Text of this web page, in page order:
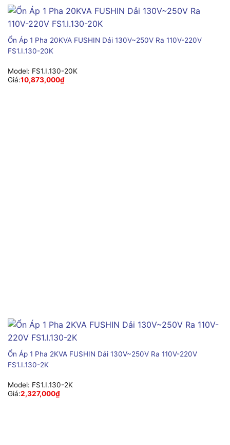
Ổn Áp 1 Pha 20KVA FUSHIN Dải 130V~250V Ra 110V-220V
FS1.I.130-20K
Model: FS1.I.130-20K
Giá:10,873,000₫
Ổn Áp 1 Pha 2KVA FUSHIN Dải 130V~250V Ra 110V-220V
FS1.I.130-2K
Model: FS1.I.130-2K
Giá:2,327,000₫